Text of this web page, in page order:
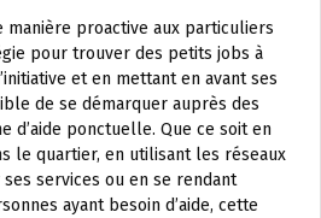
manière proactive aux particuliers
pour trouver des petits jobs à
et en mettant en avant ses
de se démarquer auprès des
d’aide ponctuelle. Que ce soit en
le quartier, en utilisant les réseaux
services ou en se rendant
ayant besoin d’aide, cette